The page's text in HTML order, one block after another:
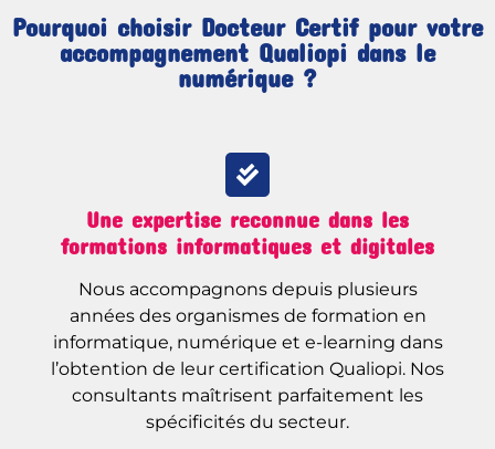
Pourquoi choisir Docteur Certif pour votre
accompagnement Qualiopi dans le
numérique ?
Une expertise reconnue dans les
formations informatiques et digitales
Nous accompagnons depuis plusieurs
années des organismes de formation en
informatique, numérique et e-learning dans
l’obtention de leur certification Qualiopi. Nos
consultants maîtrisent parfaitement les
spécificités du secteur.